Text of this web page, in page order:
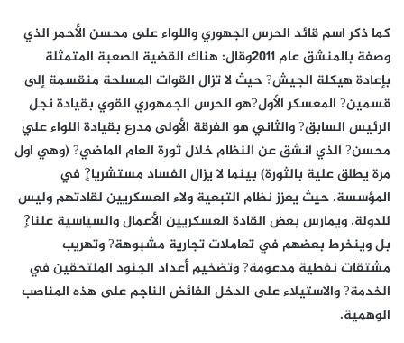
كما ذكر اسم قائد الحرس الجهوري واللواء على محسن الأحمر الذي
وصفة بالمنشق عام 2011وقال: هناك القضية الصعبة المتمثلة
بإعادة هيكلة الجيش? حيث لا تزال القوات المسلحة منقسمة إلى
قسمين? المعسكر الأول?هو الحرس الجمهوري القوي بقيادة نجل
الرئيس السابق? والثاني هو الفرقة الأولى مدرع بقيادة اللواء علي
محسن? الذي انشق عن النظام خلال ثورة العام الماضي? (وهي اول
مرة يطلق علية بالثورة) بينما لا يزال الفساد مستشريا?ٍ في
المؤسسة. حيث يعزز نظام التبعية ولاء العسكريين لقادتهم وليس
للدولة. ويمارس بعض القادة العسكريين الأعمال والسياسية علنا?ٍ
بل وينخرط بعضهم في تعاملات تجارية مشبوهة? وتهريب
مشتقات نفطية مدعومة? وتضخيم أعداد الجنود الملتحقين في
الخدمة? والاستيلاء على الدخل الفائض الناجم على هذه المناصب
الوهمية.